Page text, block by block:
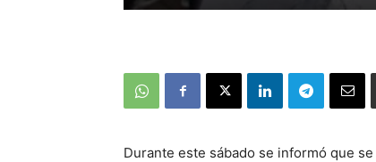
Durante este sábado se informó que